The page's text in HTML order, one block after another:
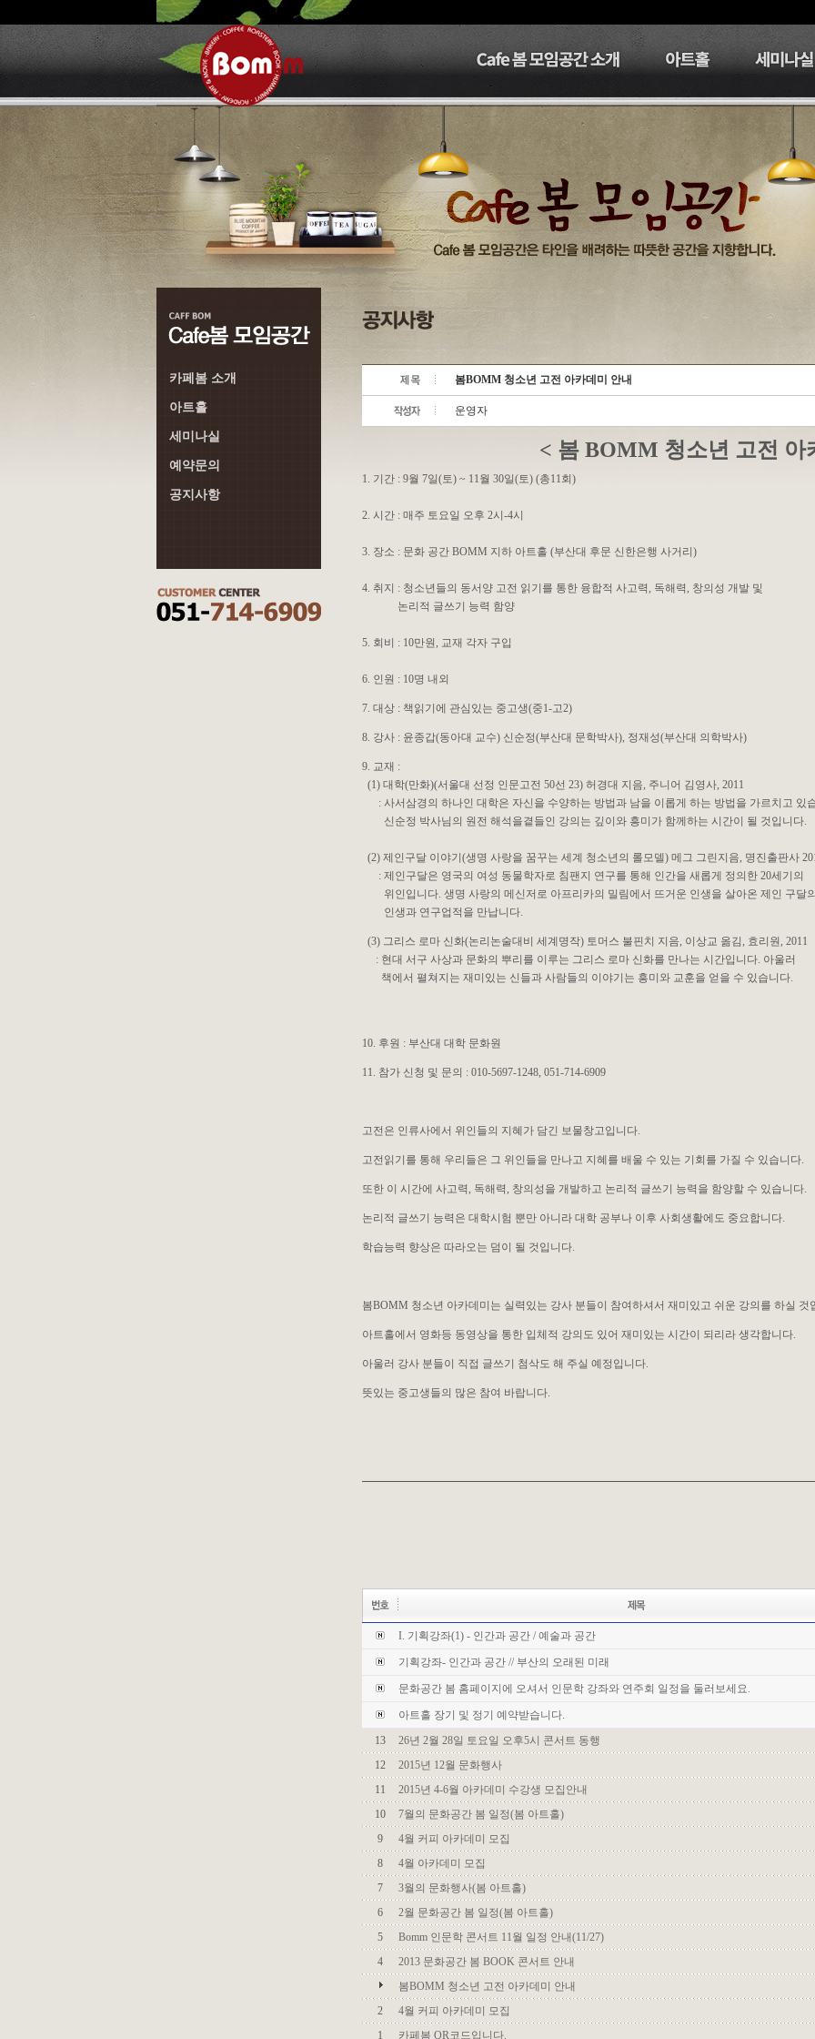
카페봄 소개
아트홀
세미나실
예약문의
공지사항
봄BOMM 청소년 고전 아카데미 안내
운영자
< 봄 BOMM 청소년 고전 아
1. 기간 : 9월 7일(토) ~ 11월 30일(토) (총11회)
2. 시간 : 매주 토요일 오후 2시-4시
3. 장소 : 문화 공간 BOMM 지하 아트홀 (부산대 후문 신한은행 사거리)
4. 취지 : 청소년들의 동서양 고전 읽기를 통한 융합적 사고력, 독해력, 창의성 개발 및
논리적 글쓰기 능력 함양
5. 회비 : 10만원, 교재 각자 구입
6. 인원 : 10명 내외
7. 대상 : 책읽기에 관심있는 중고생(중1-고2)
8. 강사 : 윤종갑(동아대 교수) 신순정(부산대 문학박사), 정재성(부산대 의학박사)
9. 교재 :
(1) 대학(만화)(서울대 선정 인문고전 50선 23) 허경대 지음, 주니어 김영사, 2011
: 사서삼경의 하나인 대학은 자신을 수양하는 방법과 남을 이롭게 하는 방법을 가르치고 있
신순정 박사님의 원전 해석을곁들인 강의는 깊이와 흥미가 함께하는 시간이 될 것입니다.
(2) 제인구달 이야기(생명 사랑을 꿈꾸는 세계 청소년의 롤모델) 메그 그린지음, 명진출판사
: 제인구달은 영국의 여성 동물학자로 침팬지 연구를 통해 인간을 새롭게 정의한 20세기의
위인입니다. 생명 사랑의 메신저로 아프리카의 밀림에서 뜨거운 인생을 살아온 제인 구달
인생과 연구업적을 만납니다.
(3) 그리스 로마 신화(논리논술대비 세계명작) 토머스 불핀치 지음, 이상교 옮김, 효리원, 2011
: 현대 서구 사상과 문화의 뿌리를 이루는 그리스 로마 신화를 만나는 시간입니다. 아울러
책에서 펼쳐지는 재미있는 신들과 사람들의 이야기는 흥미와 교훈을 얻을 수 있습니다.
10. 후원 : 부산대 대학 문화원
11. 참가 신청 및 문의 : 010-5697-1248, 051-714-6909
고전은 인류사에서 위인들의 지혜가 담긴 보물창고입니다.
고전읽기를 통해 우리들은 그 위인들을 만나고 지혜를 배울 수 있는 기회를 가질 수 있습니다.
또한 이 시간에 사고력, 독해력, 창의성을 개발하고 논리적 글쓰기 능력을 함양할 수 있습니다.
논리적 글쓰기 능력은 대학시험 뿐만 아니라 대학 공부나 이후 사회생활에도 중요합니다.
학습능력 향상은 따라오는 덤이 될 것입니다.
봄BOMM 청소년 아카데미는 실력있는 강사 분들이 참여하셔서 재미있고 쉬운 강의를 하실 것
아트홀에서 영화등 동영상을 통한 입체적 강의도 있어 재미있는 시간이 되리라 생각합니다.
아울러 강사 분들이 직접 글쓰기 첨삭도 해 주실 예정입니다.
뜻있는 중고생들의 많은 참여 바랍니다.
I. 기획강좌(1) - 인간과 공간 / 예술과 공간
기획강좌- 인간과 공간 // 부산의 오래된 미래
문화공간 봄 홈페이지에 오셔서 인문학 강좌와 연주회 일정을 둘러보세요.
아트홀 장기 및 정기 예약받습니다.
13
26년 2월 28일 토요일 오후5시 콘서트 동행
12
2015년 12월 문화행사
11
2015년 4-6월 아카데미 수강생 모집안내
10
7월의 문화공간 봄 일정(봄 아트홀)
9
4월 커피 아카데미 모집
8
4월 아카데미 모집
7
3월의 문화행사(봄 아트홀)
6
2월 문화공간 봄 일정(봄 아트홀)
5
Bomm 인문학 콘서트 11월 일정 안내(11/27)
4
2013 문화공간 봄 BOOK 콘서트 안내
봄BOMM 청소년 고전 아카데미 안내
2
4월 커피 아카데미 모집
1
카페봄 QR코드입니다.